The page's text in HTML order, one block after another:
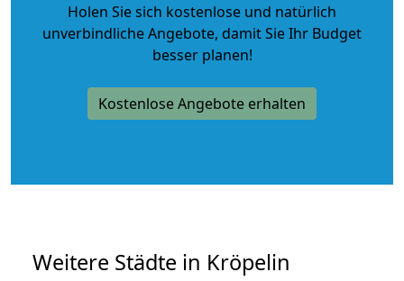
Holen Sie sich kostenlose und natürlich
unverbindliche Angebote, damit Sie Ihr Budget
besser planen!
Kostenlose Angebote erhalten
Weitere Städte in Kröpelin